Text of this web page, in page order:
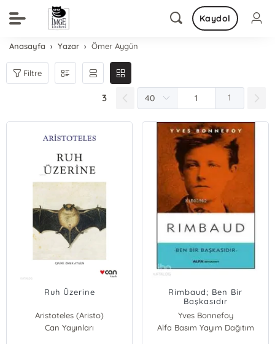
Kaydol
Anasayfa Yazar Ömer Aygün
Filtre
3 1
Ruh Üzerine
Aristoteles (Aristo)
Can Yayınları
Rimbaud; Ben Bir
Başkasıdır
Yves Bonnefoy
Alfa Basım Yayım Dağıtım